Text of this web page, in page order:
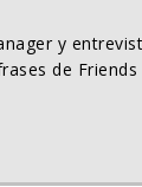
y
de